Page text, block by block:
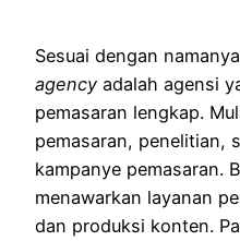
Sesuai dengan
agency adalah agensi
pemasaran lengkap.
pemasaran, penelitian,
kampanye pemasaran.
menawarkan layanan
dan produksi konten.